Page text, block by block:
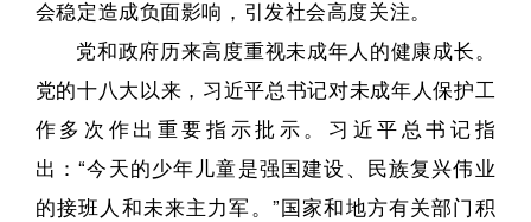
会稳定造成负面影响，引发社会高度关注。
党和政府历来高度重视未成年人的健康成长。
党的十八大以来，习近平总书记对未成年人保护工
作多次作出重要指示批示。 习近平总书记指
出：“今天的少年儿童是强国建设、民族复兴伟业
的接班人和未来主力军。 ”国家和地方有关部门积